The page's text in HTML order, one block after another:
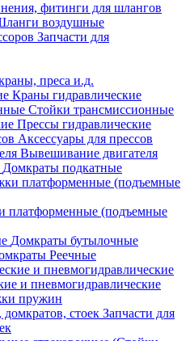
фитинги для шлангов
воздушные
Запчасти для
преса и.д.
Краны гидравлические
Стойки трансмиссионные
Прессы гидравлические
Аксессуары для прессов
Вывешивание двигателя
Домкраты подкатные
платформенные (подъемные
Домкраты бутылочные
Реечные
и пневмогидравлические
пружин
Запчасти для